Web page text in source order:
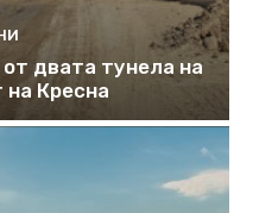
двата тунела на
на Кресна